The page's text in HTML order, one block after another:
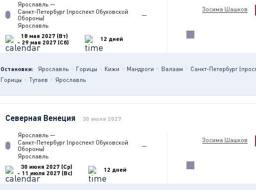
Ярославль —
Санкт-Петербург (проспект Обуховской
Обороны)
—
Ярославль
18 мая 2027 (Вт)
- 29 мая 2027 (Сб)
12 дней
Зосима Шашков
Остановки: Ярославль Горицы Кижи Мандроги Валаам Санкт-Петербург
Горицы
Тутаев Ярославль
Северная Венеция 30 июня 2027
Ярославль —
Санкт-Петербург (проспект Обуховской
Обороны)
—
Ярославль
30 июня 2027 (Ср)
- 11 июля 2027 (Вс)
12 дней
Зосима Шашков